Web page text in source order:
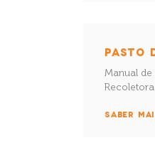
PASTO
Manual
SABER